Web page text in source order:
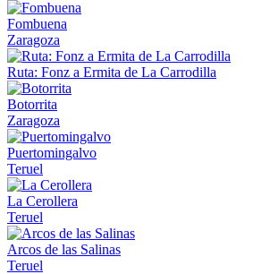
Fombuena
Zaragoza
Ruta: Fonz a Ermita de La Carrodilla
Botorrita
Zaragoza
Puertomingalvo
Teruel
La Cerollera
Teruel
Arcos de las Salinas
Teruel